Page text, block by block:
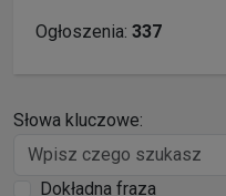
Ogłoszenia: 337
Słowa kluczowe:
Dokładna fraza